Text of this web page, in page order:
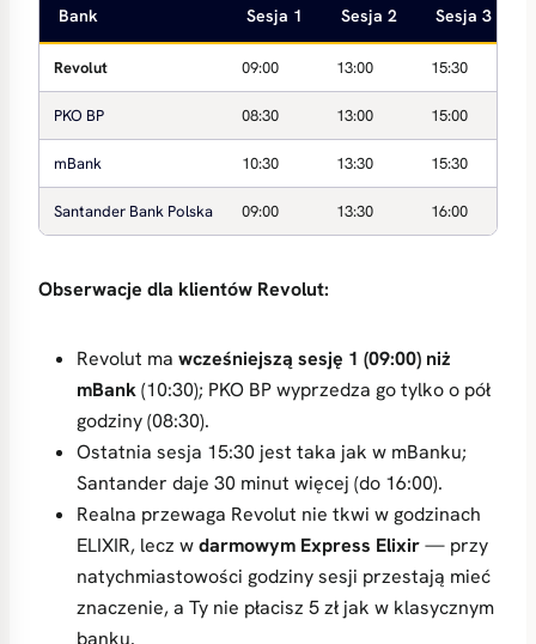
Bank Sesja 1 Sesja 2 Sesja 3
Revolut 09:00 13:00 15:30
PKO BP 08:30 13:00 15:00
mBank 10:30 13:30 15:30
Santander Bank Polska 09:00 13:30 16:00
Obserwacje dla klientów Revolut:
Revolut ma wcześniejszą sesję 1 (09:00) niż
mBank(10:30); PKO BP wyprzedza go tylko o pół
godziny (08:30).
Ostatnia sesja 15:30 jest taka jak w mBanku;
Santander daje 30 minut więcej (do 16:00).
Realna przewaga Revolut nie tkwi w godzinach
ELIXIR, lecz wdarmowym Express Elixir— przy
natychmiastowości godziny sesji przestają mieć
znaczenie, a Ty nie płacisz 5 zł jak w klasycznym
banku.